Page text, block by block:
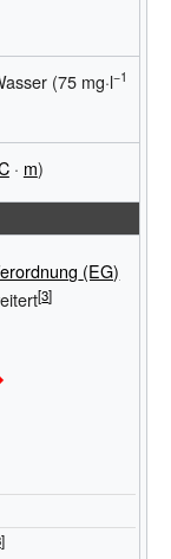
(75 mg·l−1
· m)
(EG)